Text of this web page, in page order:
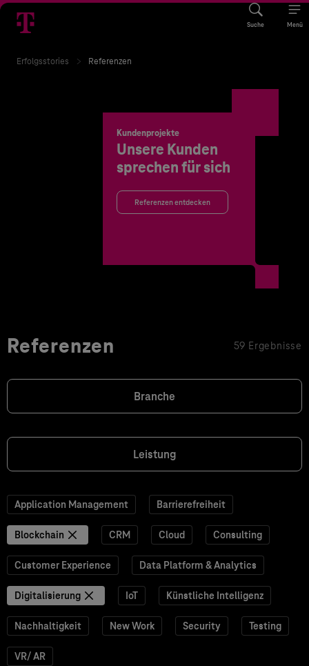
Suche Menü
Erfolgsstories Referenzen
Kundenprojekte
Unsere Kunden
sprechen für sich
Referenzen entdecken
Referenzen 59 Ergebnisse
Branche
Leistung
Application Management Barrierefreiheit
Blockchain CRM Cloud Consulting
Customer Experience Data Platform & Analytics
Digitalisierung IoT Künstliche Intelligenz
Nachhaltigkeit New Work Security Testing
VR/ AR